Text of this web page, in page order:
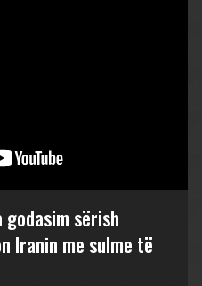
godasim sërish
Iranin me sulme të